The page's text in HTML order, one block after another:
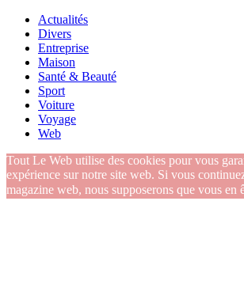
Actualités
Divers
Entreprise
Maison
Santé & Beauté
Sport
Voiture
Voyage
Web
Tout Le Web utilise des cookies pour vous
expérience sur notre site web. Si vous
magazine web, nous supposerons que vous en